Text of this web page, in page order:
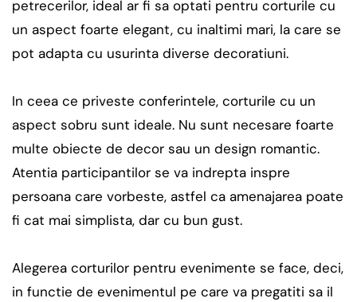
petrecerilor, ideal ar fi sa optati pentru corturile cu
un aspect foarte elegant, cu inaltimi mari, la care se
pot adapta cu usurinta diverse decoratiuni.
In ceea ce priveste conferintele, corturile cu un
aspect sobru sunt ideale. Nu sunt necesare foarte
multe obiecte de decor sau un design romantic.
Atentia participantilor se va indrepta inspre
persoana care vorbeste, astfel ca amenajarea poate
fi cat mai simplista, dar cu bun gust.
Alegerea corturilor pentru evenimente se face, deci,
in functie de evenimentul pe care va pregatiti sa il